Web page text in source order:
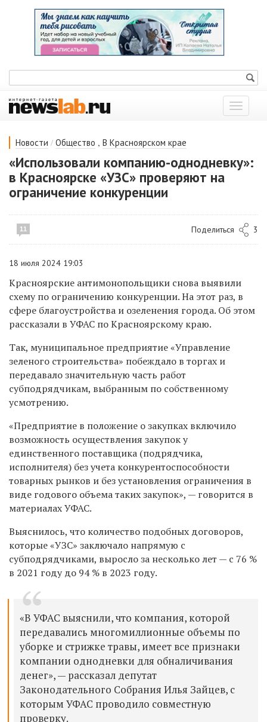
Показать
меню
Новости / Общество , В Красноярском крае
«Использовали компанию-однодневку»:
в Красноярске «УЗС» проверяют на
ограничение конкуренции
11 Поделиться 3
18 июля 2024 19:03
Красноярские антимонопольщики снова выявили
схему по ограничению конкуренции. На этот раз, в
сфере благоустройства и озеленения города. Об этом
рассказали в УФАС по Красноярскому краю.
Так, муниципальное предприятие «Управление
зеленого строительства» побеждало в торгах и
передавало значительную часть работ
субподрядчикам, выбранным по собственному
усмотрению.
«Предприятие в положение о закупках включило
возможность осуществления закупок у
единственного поставщика (подрядчика,
исполнителя) без учета конкурентоспособности
товарных рынков и без установления ограничения в
виде годового объема таких закупок», — говорится в
материалах УФАС.
Выяснилось, что количество подобных договоров,
которые «УЗС» заключало напрямую с
субподрядчиками, выросло за несколько лет — с 76 %
в 2021 году до 94 % в 2023 году.
«В УФАС выяснили, что компания, которой
передавались многомиллионные объемы по
уборке и стрижке травы, имеет все признаки
компании однодневки для обналичивания
денег», — рассказал депутат
Законодательного Собрания Илья Зайцев, с
которым УФАС проводило совместную
проверку.